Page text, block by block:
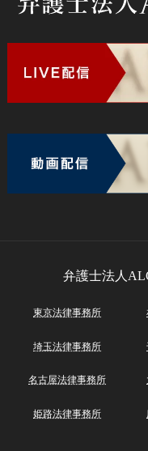
弁護士法人
東京法律事務所
埼玉法律事務所
名古屋法律事務所
姫路法律事務所